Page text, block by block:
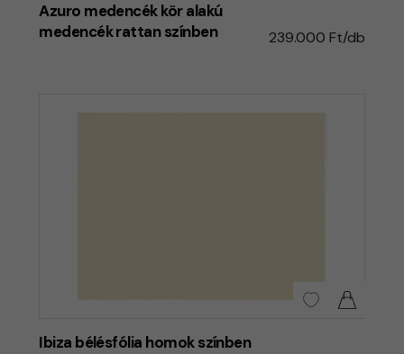
Azuro medencék kör alakú
medencék rattan színben
239.000 Ft/db
Ibiza bélésfólia homok színben